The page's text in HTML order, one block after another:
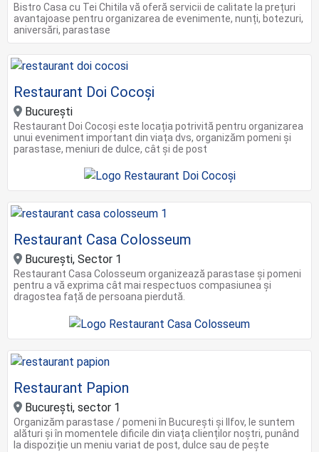
Bistro Casa cu Tei Chitila vă oferă servicii de calitate la prețuri
avantajoase pentru organizarea de evenimente, nunți, botezuri,
aniversări, parastase
Restaurant Doi Cocoși
Bucureşti
Restaurant Doi Cocoși este locația potrivită pentru organizarea
unui eveniment important din viața dvs, organizăm pomeni și
parastase, meniuri de dulce, cât și de post
Restaurant Casa Colosseum
București, Sector 1
Restaurant Casa Colosseum organizează parastase și pomeni
pentru a vă exprima cât mai respectuos compasiunea și
dragostea față de persoana pierdută.
Restaurant Papion
Bucureşti, sector 1
Organizăm parastase / pomeni în București și Ilfov, le suntem
alături și în momentele dificile din viața clienților noștri, punând
la dispoziție un meniu variat de post, dulce sau de pește